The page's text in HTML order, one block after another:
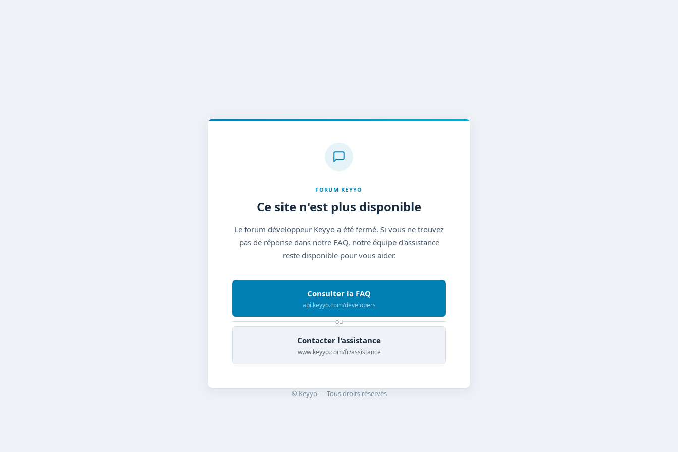
FORUM KEYYO
Ce site n'est plus disponible
Le forum développeur Keyyo a été fermé. Si vous ne trouvez
pas de réponse dans notre FAQ, notre équipe d'assistance
reste disponible pour vous aider.
Consulter la FAQ
api.keyyo.com/developers
ou
Contacter l'assistance
www.keyyo.com/fr/assistance
© Keyyo — Tous droits réservés